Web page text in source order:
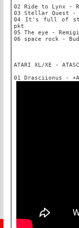
02 Ride to Lynx -
03 Stellar Quest -
04 It's full of
pkt
05 The eye -
06 space rock -
ATARI XL/XE -
01 Drasciionus -